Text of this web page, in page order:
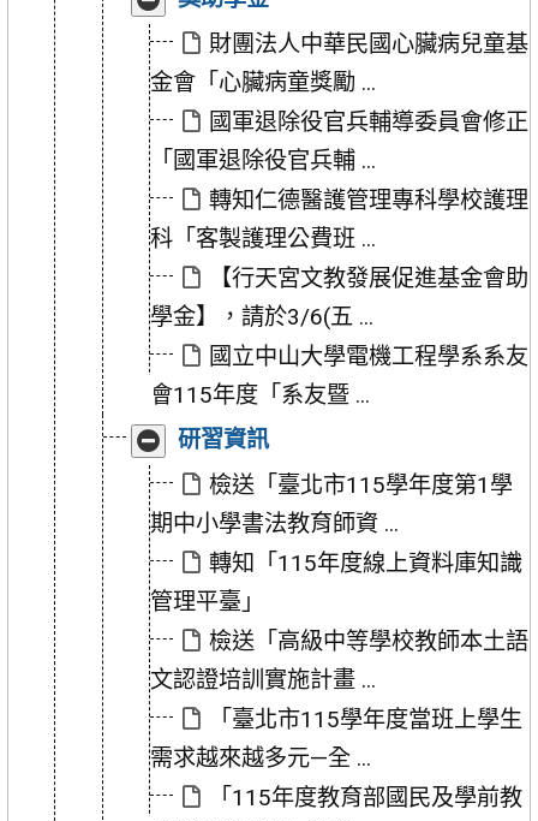
合
「獎
助
學
金」
開
「獎
助
學
金」
財團法人中華民國心臟病兒童基
金會「心臟病童獎勵 ...
國軍退除役官兵輔導委員會修正
「國軍退除役官兵輔 ...
轉知仁德醫護管理專科學校護理
科「客製護理公費班 ...
【行天宮文教發展促進基金會助
學金】，請於3/6(五 ...
國立中山大學電機工程學系系友
會115年度「系友暨 ...
收
合
「研
習
資
訊」
展
開
「研
習
資
訊」
研習資訊
檢送「臺北市115學年度第1學
期中小學書法教育師資 ...
轉知「115年度線上資料庫知識
管理平臺」
檢送「高級中等學校教師本土語
文認證培訓實施計畫 ...
「臺北市115學年度當班上學生
需求越來越多元—全 ...
「115年度教育部國民及學前教